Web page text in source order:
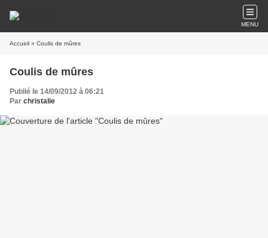
MENU
Accueil » Coulis de mûres
Coulis de mûres
Publié le 14/09/2012 à 06:21
Par christalie